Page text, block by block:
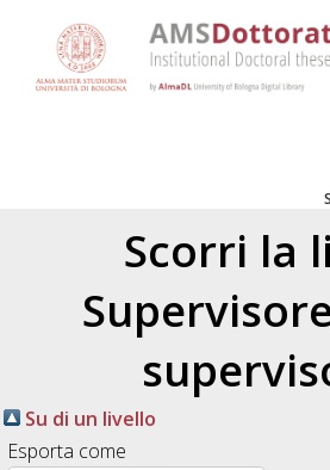
Scorri la
Su di un livello
Esporta come